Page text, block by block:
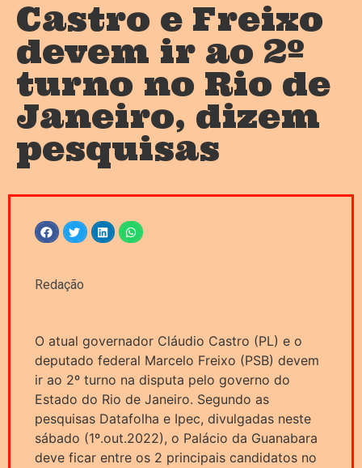
Castro e Freixo
devem ir ao 2º
turno no Rio de
Janeiro, dizem
pesquisas
Redação
O atual governador Cláudio Castro (PL) e o
deputado federal Marcelo Freixo (PSB) devem
ir ao 2º turno na disputa pelo governo do
Estado do Rio de Janeiro. Segundo as
pesquisas Datafolha e Ipec, divulgadas neste
sábado (1º.out.2022), o Palácio da Guanabara
deve ficar entre os 2 principais candidatos no